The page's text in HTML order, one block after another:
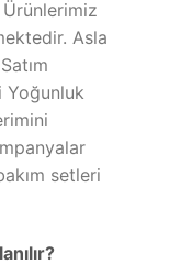
Asla
Yoğunluk
setleri